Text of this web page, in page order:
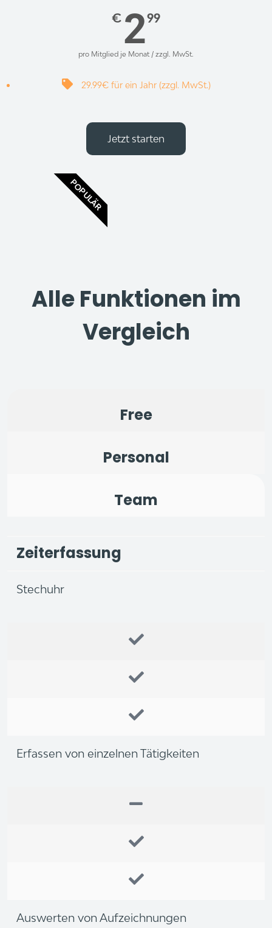
€ 299
pro Mitglied je Monat / zzgl. MwSt.
29.99€ für ein Jahr (zzgl. MwSt.)
Jetzt starten
POPULÄR
Alle Funktionen im
Vergleich
Free
Personal
Team
Zeiterfassung
Stechuhr
Erfassen von einzelnen Tätigkeiten
Auswerten von Aufzeichnungen